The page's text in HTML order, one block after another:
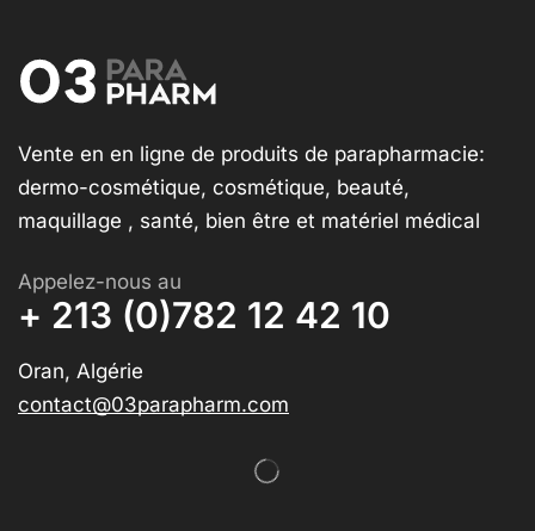
Vente en en ligne de produits de parapharmacie:
dermo-cosmétique, cosmétique, beauté,
maquillage , santé, bien être et matériel médical
Appelez-nous au
+ 213 (0)782 12 42 10
Oran, Algérie
contact@03parapharm.com